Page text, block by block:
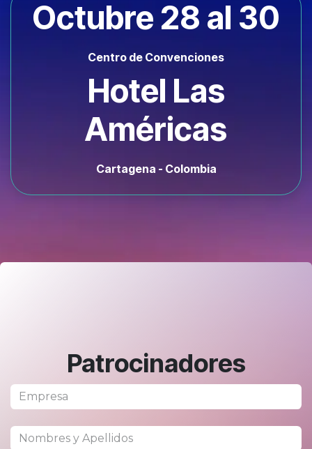
Octubre 28 al 30
Centro de Convenciones
Hotel Las
Américas
Cartagena - Colombia
Patrocinadores